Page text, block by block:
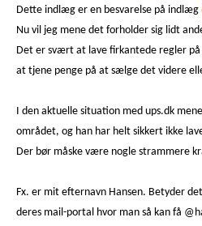
Dette indlæg er en besvarelse på indlæg
Nu vil jeg mene det forholder sig lidt
Det er svært at lave firkantede regler
at tjene penge på at sælge det videre
I den aktuelle situation med ups.dk
området, og han har helt sikkert ikke
Der bør måske være nogle strammere
Fx. er mit efternavn Hansen. Betyder
deres mail-portal hvor man så kan få